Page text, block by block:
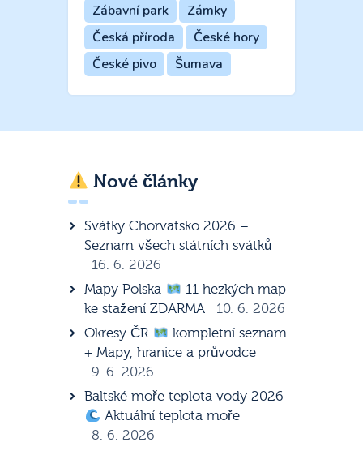
Zábavní park
Zámky
Česká příroda
České hory
České pivo
Šumava
Nové články
Svátky Chorvatsko 2026 –
Seznam všech státních svátků
16. 6. 2026
Mapy Polska
11 hezkých map
ke stažení ZDARMA
10. 6. 2026
Okresy ČR
kompletní seznam
+ Mapy, hranice a průvodce
9. 6. 2026
Baltské moře teplota vody 2026
Aktuální teplota moře
8. 6. 2026